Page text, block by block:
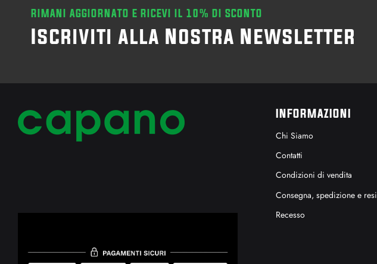
RIMANI AGGIORNATO E RICEVI IL 10% DI SCONTO
Iscriviti alla Nostra Newsletter
INFORMAZIONI
Chi Siamo
Contatti
Condizioni di vendita
Consegna, spedizione e resi
Recesso